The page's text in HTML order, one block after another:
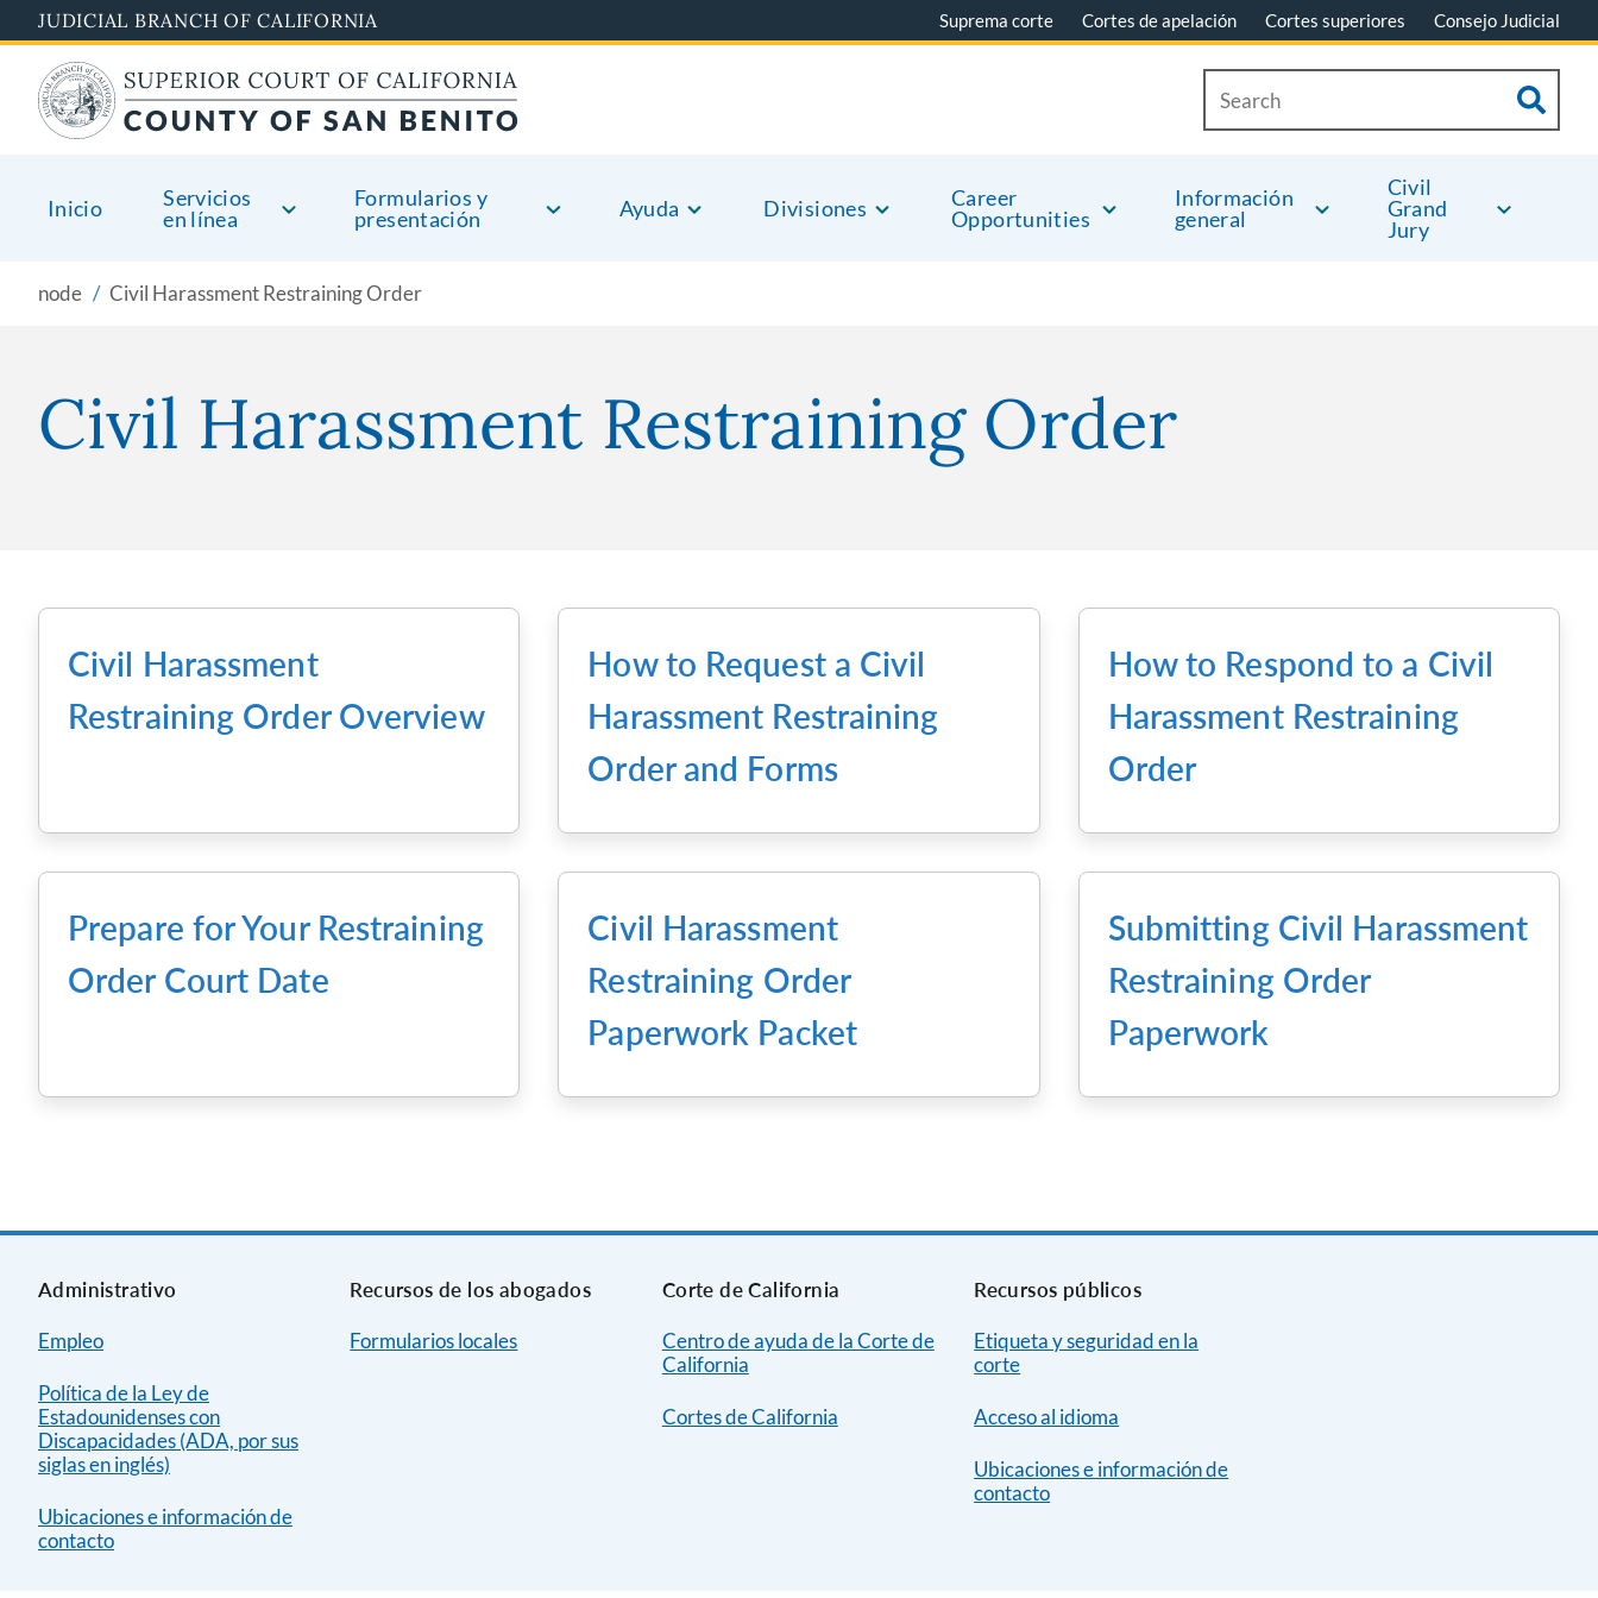
to
main
content
JUDICIAL BRANCH OF CALIFORNIA Suprema corte Cortes de apelación Cortes superiores Consejo Judicial
Inicio
Servicios
en línea
Formularios y
presentación
Ayuda Divisiones
Career
Opportunities
Información
general
Civil
Grand
Jury
node Civil Harassment Restraining Order
Civil Harassment Restraining Order
Civil Harassment
Restraining Order Overview
How to Request a Civil
Harassment Restraining
Order and Forms
How to Respond to a Civil
Harassment Restraining
Order
Prepare for Your Restraining
Order Court Date
Civil Harassment
Restraining Order
Paperwork Packet
Submitting Civil Harassment
Restraining Order
Paperwork
Administrativo
Empleo
Política de la Ley de
Estadounidenses con
Discapacidades (ADA, por sus
siglas en inglés)
Ubicaciones e información de
contacto
Recursos de los abogados
Formularios locales
Corte de California
Centro de ayuda de la Corte de
California
Cortes de California
Recursos públicos
Etiqueta y seguridad en la
corte
Acceso al idioma
Ubicaciones e información de
contacto